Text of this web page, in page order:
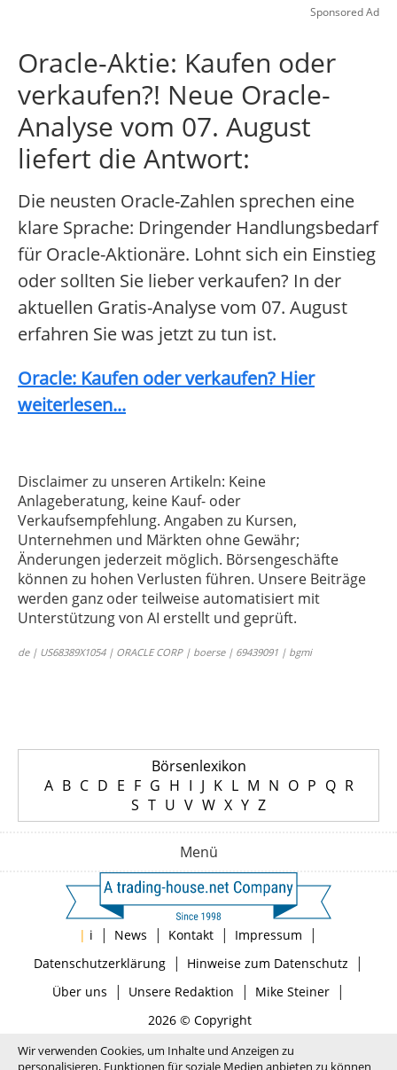
Sponsored Ad
Oracle-Aktie: Kaufen oder
verkaufen?! Neue Oracle-
Analyse vom 07. August
liefert die Antwort:
Die neusten Oracle-Zahlen sprechen eine
klare Sprache: Dringender Handlungsbedarf
für Oracle-Aktionäre. Lohnt sich ein Einstieg
oder sollten Sie lieber verkaufen? In der
aktuellen Gratis-Analyse vom 07. August
erfahren Sie was jetzt zu tun ist.
Oracle: Kaufen oder verkaufen? Hier
weiterlesen...
Disclaimer zu unseren Artikeln: Keine
Anlageberatung, keine Kauf- oder
Verkaufsempfehlung. Angaben zu Kursen,
Unternehmen und Märkten ohne Gewähr;
Änderungen jederzeit möglich. Börsengeschäfte
können zu hohen Verlusten führen. Unsere Beiträge
werden ganz oder teilweise automatisiert mit
Unterstützung von AI erstellt und geprüft.
de | US68389X1054 | ORACLE CORP | boerse | 69439091 | bgmi
Börsenlexikon
A B C D E F G H I J K L M N O P Q R
S T U V W X Y Z
Menü
| i | News | Kontakt | Impressum |
Datenschutzerklärung| Hinweise zum Datenschutz |
Über uns | Unsere Redaktion | Mike Steiner|
2026 © Copyright
Wir verwenden Cookies, um Inhalte und Anzeigen zu
personalisieren, Funktionen für soziale Medien anbieten zu können